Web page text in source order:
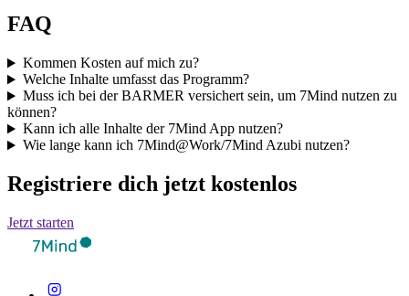
FAQ
Kommen Kosten auf mich zu?
Welche Inhalte umfasst das Programm?
Muss ich bei der BARMER versichert sein, um 7Mind nutzen zu
können?
Kann ich alle Inhalte der 7Mind App nutzen?
Wie lange kann ich 7Mind@Work/7Mind Azubi nutzen?
Registriere dich jetzt kostenlos
Jetzt starten